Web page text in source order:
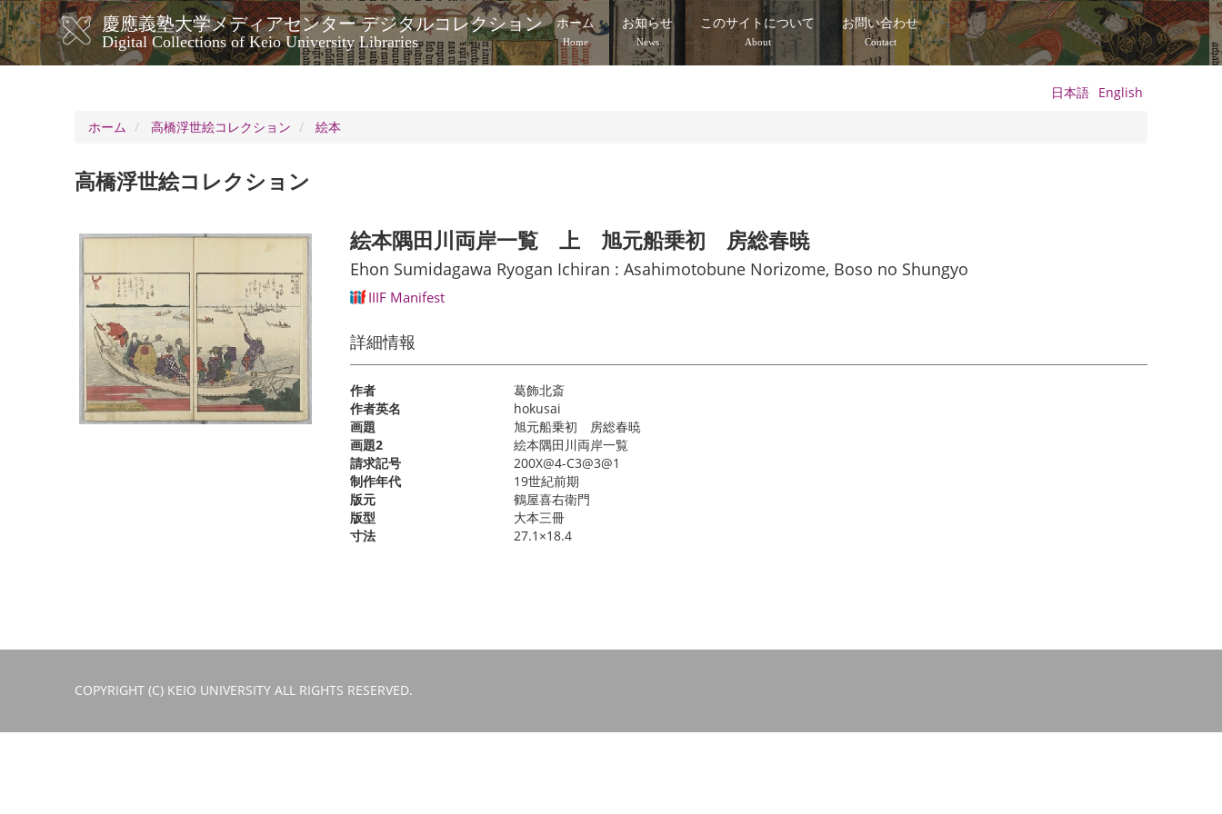
メ
イ
ン
コ
慶應義塾大学メディアセンター デジタルコレクション
Digital Collections of Keio University Libraries
メ
イ
ビ
ー
シ
ン
ホーム
Home
お知らせ
News
このサイトについて
About
お問い合わせ
Contact
日本語 English
ホーム
高橋浮世絵コレクション 絵本
高橋浮世絵コレクション
絵本隅田川両岸一覧 上 旭元船乗初 房総春暁
Ehon Sumidagawa Ryogan Ichiran : Asahimotobune Norizome, Boso no Shungyo
IIIF Manifest
詳細情報
作者
葛飾北斎
作者英名
hokusai
画題
旭元船乗初 房総春暁
画題2
絵本隅田川両岸一覧
請求記号
200X@4-C3@3@1
制作年代
19世紀前期
版元
鶴屋喜右衛門
版型
大本三冊
寸法
27.1×18.4
COPYRIGHT (C) KEIO UNIVERSITY ALL RIGHTS RESERVED.